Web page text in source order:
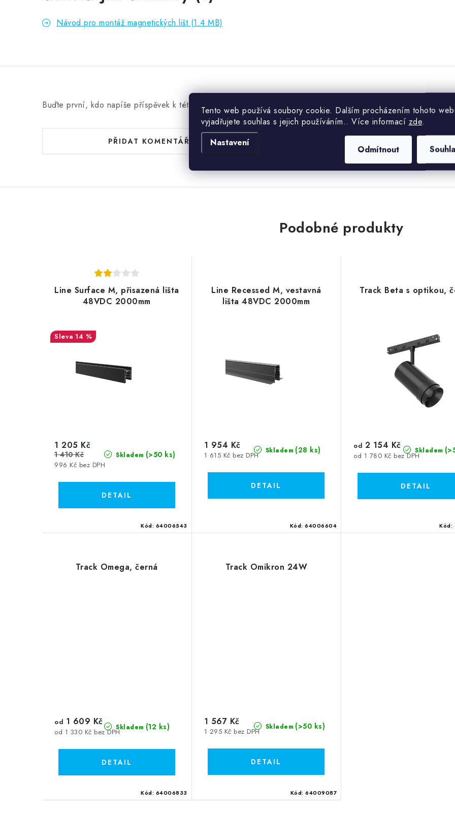
Tento web používá soubory cookie. Dalším procházením tohoto
vyjadřujete souhlas s jejich používáním.. Více informací zde.
Nastavení
Odmítnout
Návod pro montáž magnetických lišt (1.4 MB)
Buďte první, kdo napíše příspěvek k této položce.
PŘIDAT KOMENTÁŘ
Podobné produkty
Line Surface M, přisazená lišta
48VDC 2000mm
14 %
Skladem (>50 ks)
996 Kč bez DPH
1 205 Kč
1 410 Kč
Kód: 64006543
Line Recessed M, vestavná
lišta 48VDC 2000mm
Skladem (28 ks)
1 615 Kč bez DPH
1 954 Kč
Kód: 64006604
Track Beta s optikou,
Skladem
od 1 780 Kč bez DPH
od 2 154 Kč
Kód:
Track Omega, černá
Skladem (12 ks)
od 1 330 Kč bez DPH
od 1 609 Kč
Kód: 64006833
Track Omikron 24W
Skladem (>50 ks)
1 295 Kč bez DPH
1 567 Kč
Kód: 64009087